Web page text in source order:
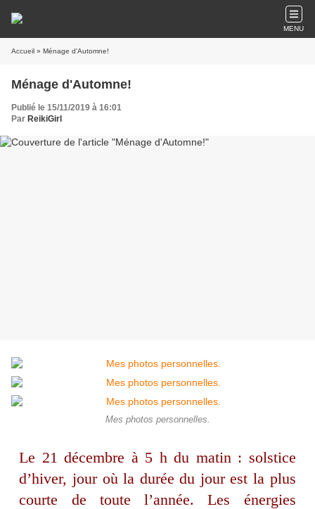
MENU
Accueil » Ménage d'Automne!
Ménage d'Automne!
Publié le 15/11/2019 à 16:01
Par ReikiGirl
Mes photos personnelles.
Le 21 décembre à 5 h du matin : solstice
d’hiver, jour où la durée du jour est la plus
courte de toute l’année. Les énergies